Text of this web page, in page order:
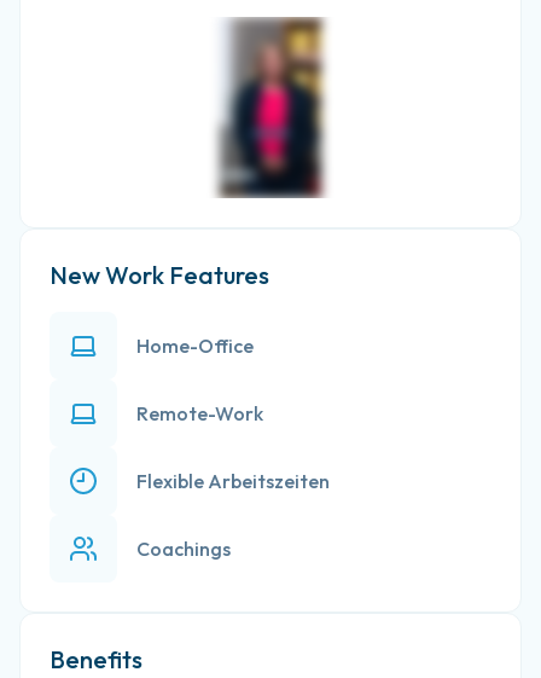
New Work Features
Home-Office
Remote-Work
Flexible Arbeitszeiten
Coachings
Benefits